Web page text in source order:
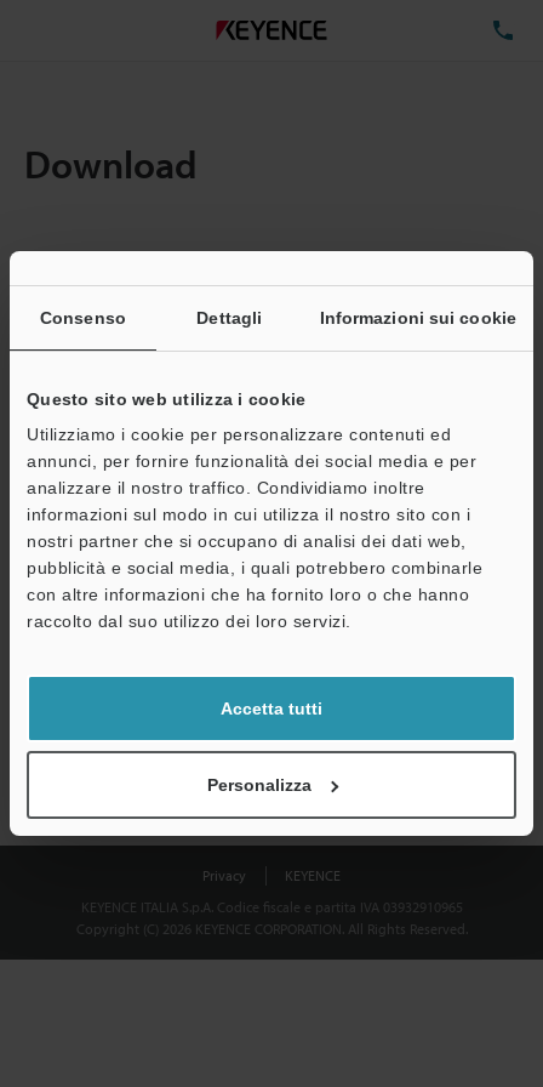
Consenso Dettagli Informazioni sui cookie
Questo sito web utilizza i cookie
Utilizziamo i cookie per personalizzare contenuti ed
annunci, per fornire funzionalità dei social media e per
analizzare il nostro traffico. Condividiamo inoltre
informazioni sul modo in cui utilizza il nostro sito con i
nostri partner che si occupano di analisi dei dati web,
pubblicità e social media, i quali potrebbero combinarle
con altre informazioni che ha fornito loro o che hanno
raccolto dal suo utilizzo dei loro servizi.
Accetta tutti
Personalizza
Download
Quantita: 1Dimensioni file totali:0.37MB
Indirizzo e-mail (obbligatorio)
Download
Dichiarazione sulla privacy
Privacy
KEYENCE
KEYENCE ITALIA S.p.A. Codice fiscale e partita IVA 03932910965
Copyright (C) 2026 KEYENCE CORPORATION. All Rights Reserved.